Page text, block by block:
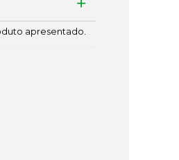
apresentado.